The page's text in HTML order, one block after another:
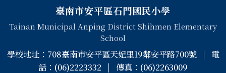
臺南市安平區石門國民小學
Tainan Municipal Anping District Shihmen Elementary
School
學校地址：708臺南市安平區天妃里19鄰安平路700號 | 電
話：(06)2223332 | 傳真：(06)2263009